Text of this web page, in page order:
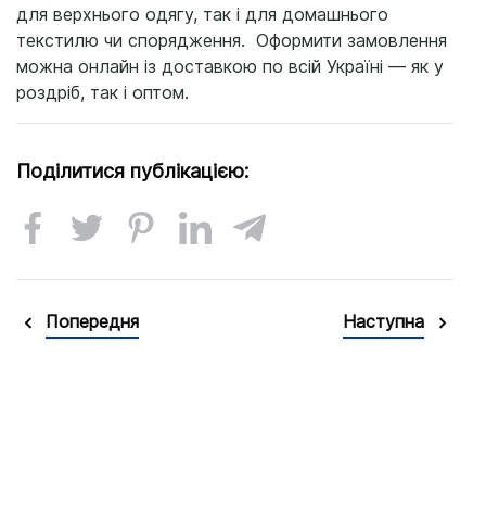
для верхнього одягу, так і для домашнього
текстилю чи спорядження. Оформити замовлення
можна онлайн із доставкою по всій Україні — як у
роздріб, так і оптом.
Поділитися публікацією:
Попередня Наступна